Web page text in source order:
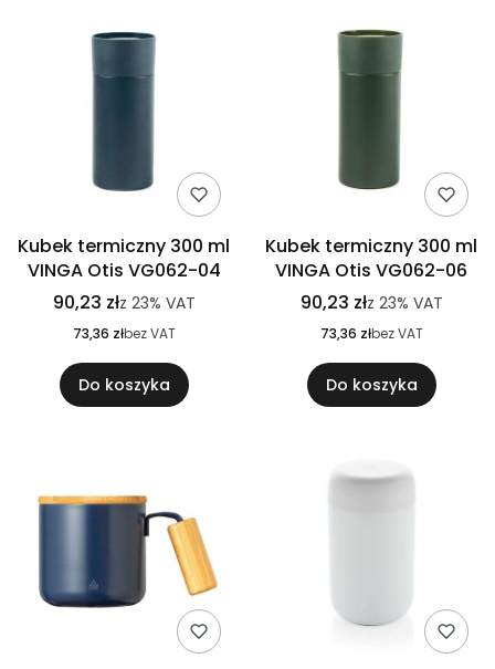
Kubek termiczny 300 ml
VINGA Otis VG062-04
90,23 złz 23% VAT
73,36 złbez VAT
Do koszyka
Kubek termiczny 300 ml
VINGA Otis VG062-06
90,23 złz 23% VAT
73,36 złbez VAT
Do koszyka